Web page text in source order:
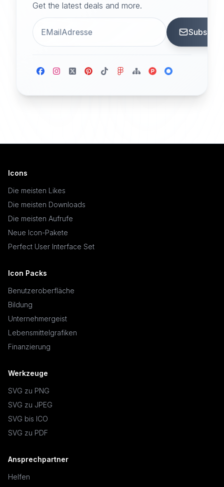
Get the latest deals and more.
Icons
Die meisten Likes
Die meisten Downloads
Die meisten Aufrufe
Neue Icon-Pakete
Perfect User Interface Set
Icon Packs
Benutzeroberfläche
Bildung
Unternehmergeist
Lebensmittelgrafiken
Finanzierung
Werkzeuge
SVG zu PNG
SVG zu JPEG
SVG bis ICO
SVG zu PDF
Ansprechpartner
Helfen